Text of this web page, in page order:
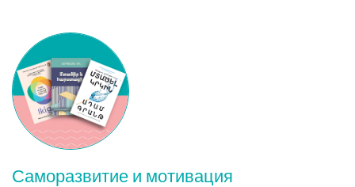
Саморазвитие и мотивация